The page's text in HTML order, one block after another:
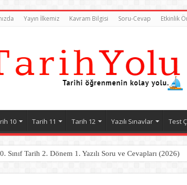
Yayın İlkemiz Kavram Bilgisi Soru-Cevap Etkinlik
10 Tarih 11 Tarih 12 Yazılı Sınavlar Test
Sınıf Tarih 2. Dönem 1. Yazılı Soru ve Cevapları (2026)
Sınıf Tarih 2. Dönem 1. Yazılı Soru ve Cevapları (2026)